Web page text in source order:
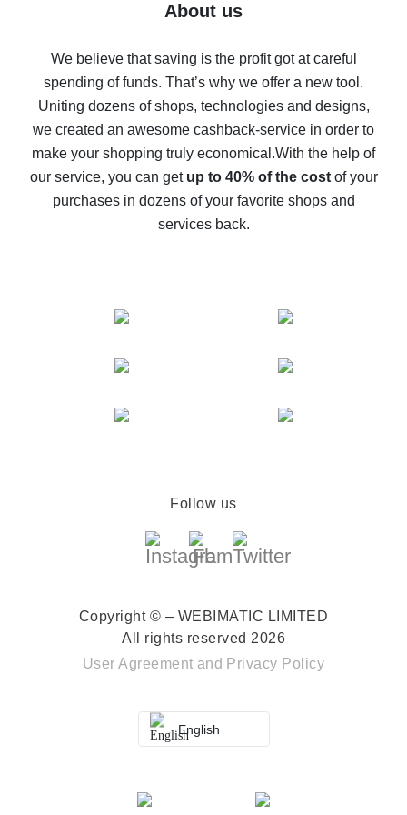
Five ways to get the most cash back on AliExpress
back
10% cash back on AliExpress - the impossible is
possible
The best cash back on AliExpress - how to find it
The best cash back service for AliExpress - let's
compare offers
About us
We believe that saving is the profit got at careful
spending of funds. That’s why we offer a new tool.
Uniting dozens of shops, technologies and designs,
we created an awesome cashback-service in order to
make your shopping truly economical.With the help of
our service, you can get up to 40% of the costof your
purchases in dozens of your favorite shops and
services back.
Follow us
Copyright © – WEBIMATIC LIMITED
All rights reserved 2026
User Agreement and Privacy Policy
English